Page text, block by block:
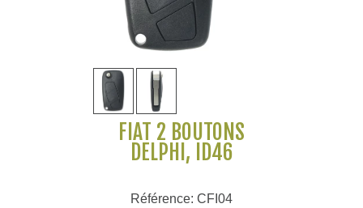
FIAT 2 BOUTONS
DELPHI, ID46
Référence: CFI04